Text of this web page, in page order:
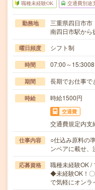
職種未経験OK 交通費別途
勤務地
三重県四日市市
南四日市駅から
曜日頻度 シフト制
時間 07:00～
期間 長期でお仕事で
時給 時給1500円
交通費
交通費規定内支
仕事内容
○仕込み原料の
ンベアに載せ
応募資格
職種未経験OK /
◆未経験OK！
で気軽にオン